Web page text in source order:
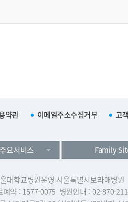
약관 이메일주소수집거부 고
주요서비스 Family
대학교병원운영 서울특별시보라매병원
예약 : 1577-0075 병원안내 : 02-870-